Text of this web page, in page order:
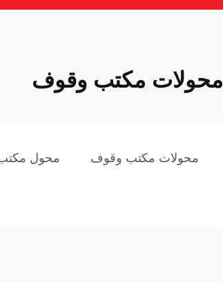
محولات مكتب وقوف
محولات مكتب وقوف محول